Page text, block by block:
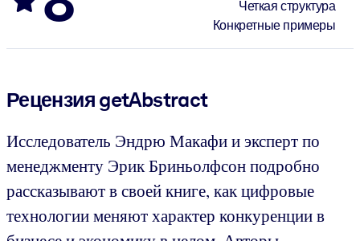
Четкая структура
Конкретные примеры
Рецензия getAbstract
Исследователь Эндрю Макафи и эксперт по
менеджменту Эрик Бриньолфсон подробно
рассказывают в своей книге, как цифровые
технологии меняют характер конкуренции в